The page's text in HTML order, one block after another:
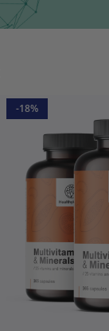
-18%